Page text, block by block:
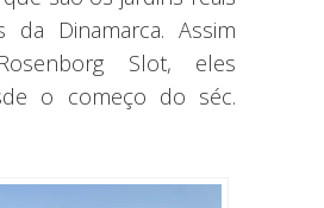
da Dinamarca. Assim
Slot, eles
o começo do séc.